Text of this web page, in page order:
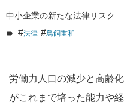
中小企業の新たな法律リスク
#法律 #鳥飼重和
労働力人口の減少と高齢
がこれまで培った能力や